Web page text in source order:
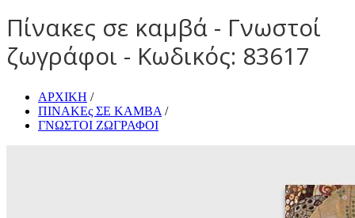
Πίνακες σε καμβά - Γνωστοί
ζωγράφοι - Κωδικός: 83617
ΑΡΧΙΚΗ /
ΠΙΝΑΚΕς ΣΕ ΚΑΜΒΑ /
ΓΝΩΣΤΟΙ ΖΩΓΡΑΦΟΙ